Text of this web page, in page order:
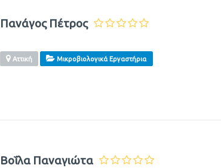
Πανάγος Πέτρος
Αττική Μικροβιολογικά Εργαστήρια
Βοΐλα Παναγιώτα